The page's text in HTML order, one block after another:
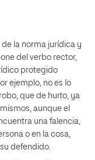
la norma jurídica y
del verbo rector,
protegido
ejemplo, no es lo
que de hurto, ya
aunque el
una falencia,
o en la cosa,
defendido.